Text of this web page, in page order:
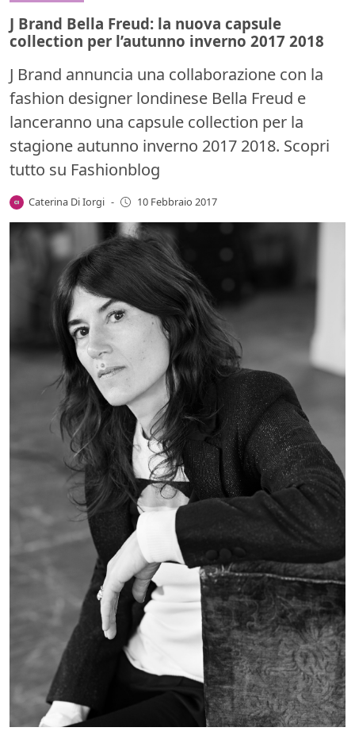
J Brand Bella Freud: la nuova capsule
collection per l’autunno inverno 2017 2018
J Brand annuncia una collaborazione con la
fashion designer londinese Bella Freud e
lanceranno una capsule collection per la
stagione autunno inverno 2017 2018. Scopri
tutto su Fashionblog
Caterina Di Iorgi - 10 Febbraio 2017